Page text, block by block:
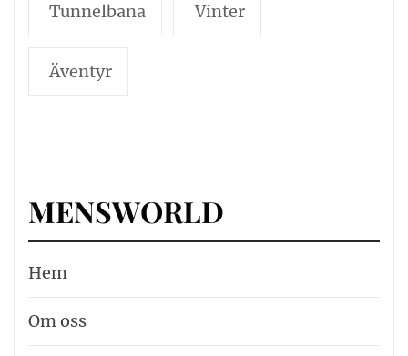
Tunnelbana Vinter
Äventyr
MENSWORLD
Hem
Om oss